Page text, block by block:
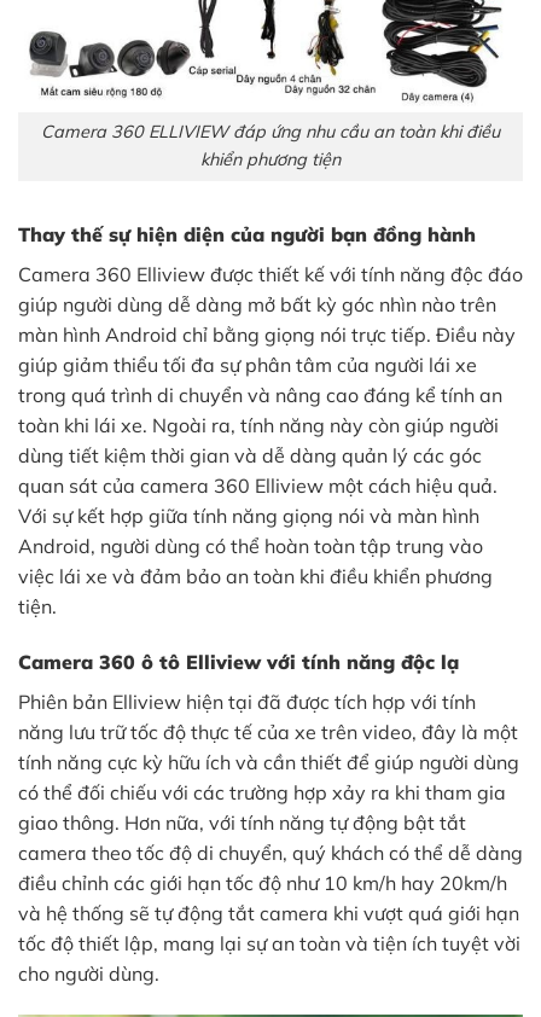
Camera 360 ELLIVIEW đáp ứng nhu cầu an toàn khi điều
khiển phương tiện
Thay thế sự hiện diện của người bạn đồng hành
Camera 360 Elliview được thiết kế với tính năng độc đáo
giúp người dùng dễ dàng mở bất kỳ góc nhìn nào trên
màn hình Android chỉ bằng giọng nói trực tiếp. Điều này
giúp giảm thiểu tối đa sự phân tâm của người lái xe
trong quá trình di chuyển và nâng cao đáng kể tính an
toàn khi lái xe. Ngoài ra, tính năng này còn giúp người
dùng tiết kiệm thời gian và dễ dàng quản lý các góc
quan sát của camera 360 Elliview một cách hiệu quả.
Với sự kết hợp giữa tính năng giọng nói và màn hình
Android, người dùng có thể hoàn toàn tập trung vào
việc lái xe và đảm bảo an toàn khi điều khiển phương
tiện.
Camera 360 ô tô Elliview với tính năng độc lạ
Phiên bản Elliview hiện tại đã được tích hợp với tính
năng lưu trữ tốc độ thực tế của xe trên video, đây là một
tính năng cực kỳ hữu ích và cần thiết để giúp người dùng
có thể đối chiếu với các trường hợp xảy ra khi tham gia
giao thông. Hơn nữa, với tính năng tự động bật tắt
camera theo tốc độ di chuyển, quý khách có thể dễ dàng
điều chỉnh các giới hạn tốc độ như 10 km/h hay 20km/h
và hệ thống sẽ tự động tắt camera khi vượt quá giới hạn
tốc độ thiết lập, mang lại sự an toàn và tiện ích tuyệt vời
cho người dùng.